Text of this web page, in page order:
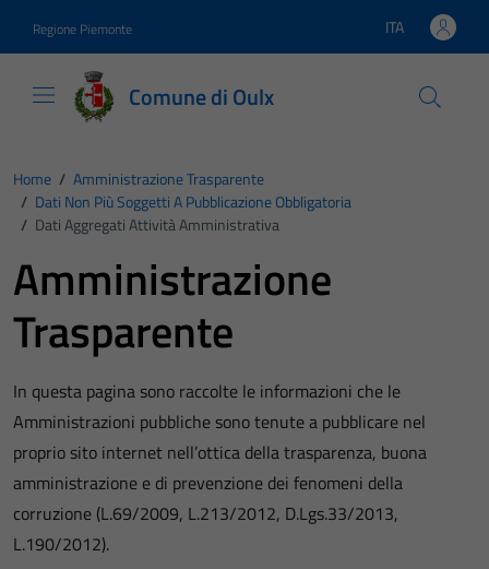
Regione Piemonte Lingua attiva:
ITA
Comune di Oulx
Home / Amministrazione Trasparente
/ Dati Non Più Soggetti A Pubblicazione Obbligatoria
/ Dati Aggregati Attività Amministrativa
Amministrazione
Trasparente
In questa pagina sono raccolte le informazioni che le
Amministrazioni pubbliche sono tenute a pubblicare nel
proprio sito internet nell’ottica della trasparenza, buona
amministrazione e di prevenzione dei fenomeni della
corruzione (L.69/2009, L.213/2012, D.Lgs.33/2013,
L.190/2012).